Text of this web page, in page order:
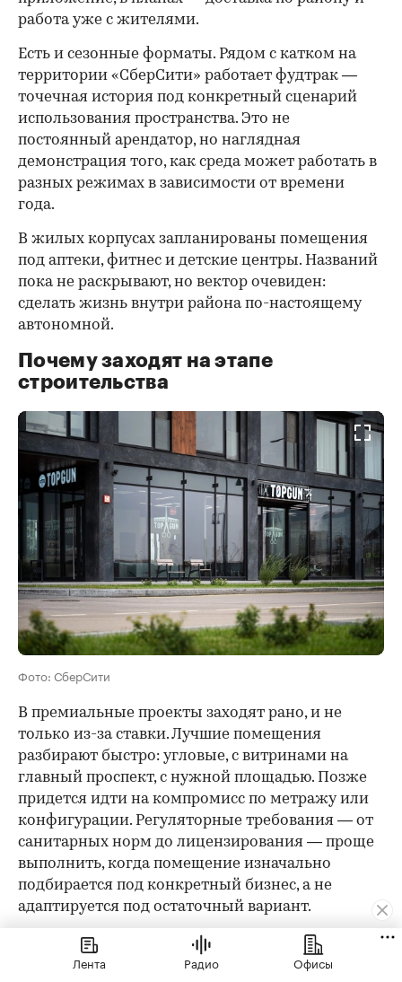
работа уже с жителями.
Есть и сезонные форматы. Рядом с катком на
территории «СберСити» работает фудтрак —
точечная история под конкретный сценарий
использования пространства. Это не
постоянный арендатор, но наглядная
демонстрация того, как среда может работать в
разных режимах в зависимости от времени
года.
В жилых корпусах запланированы помещения
под аптеки, фитнес и детские центры. Названий
пока не раскрывают, но вектор очевиден:
сделать жизнь внутри района по-настоящему
автономной.
Почему заходят на этапе
строительства
Фото: СберСити
В премиальные проекты заходят рано, и не
только из-за ставки. Лучшие помещения
разбирают быстро: угловые, с витринами на
главный проспект, с нужной площадью. Позже
придется идти на компромисс по метражу или
конфигурации. Регуляторные требования — от
санитарных норм до лицензирования — проще
выполнить, когда помещение изначально
подбирается под конкретный бизнес, а не
адаптируется под остаточный вариант.
Три первых крупных арендатора, которые уже
подтвердили свое присутствие в «СберСити», —
Лента Радио Офисы